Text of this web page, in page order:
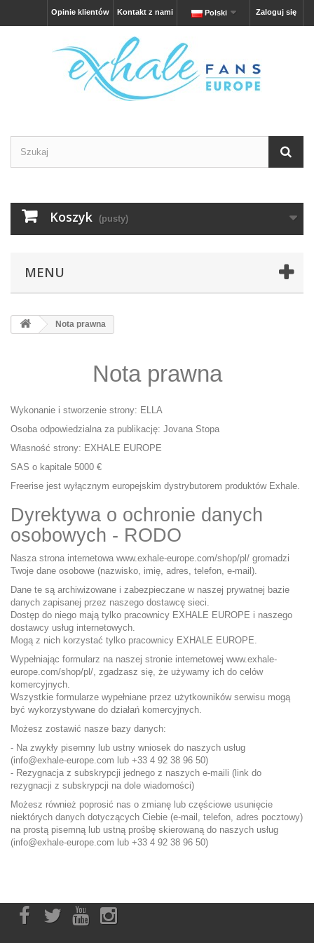
Zaloguj się
Polski
Kontakt z nami
Opinie klientów
Koszyk (pusty)
MENU
Nota prawna
Nota prawna
Wykonanie i stworzenie strony: ELLA
Osoba odpowiedzialna za publikację: Jovana Stopa
Własność strony: EXHALE EUROPE
SAS o kapitale 5000 €
Freerise jest wyłącznym europejskim dystrybutorem produktów Exhale.
Dyrektywa o ochronie danych
osobowych - RODO
Nasza strona internetowa www.exhale-europe.com/shop/pl/ gromadzi
Twoje dane osobowe (nazwisko, imię, adres, telefon, e-mail).
Dane te są archiwizowane i zabezpieczane w naszej prywatnej bazie
danych zapisanej przez naszego dostawcę sieci.
Dostęp do niego mają tylko pracownicy EXHALE EUROPE i naszego
dostawcy usług internetowych.
Mogą z nich korzystać tylko pracownicy EXHALE EUROPE.
Wypełniając formularz na naszej stronie internetowej www.exhale-
europe.com/shop/pl/, zgadzasz się, że używamy ich do celów
komercyjnych.
Wszystkie formularze wypełniane przez użytkowników serwisu mogą
być wykorzystywane do działań komercyjnych.
Możesz zostawić nasze bazy danych:
- Na zwykły pisemny lub ustny wniosek do naszych usług
(info@exhale-europe.com lub +33 4 92 38 96 50)
- Rezygnacja z subskrypcji jednego z naszych e-maili (link do
rezygnacji z subskrypcji na dole wiadomości)
Możesz również poprosić nas o zmianę lub częściowe usunięcie
niektórych danych dotyczących Ciebie (e-mail, telefon, adres pocztowy)
na prostą pisemną lub ustną prośbę skierowaną do naszych usług
(info@exhale-europe.com lub +33 4 92 38 96 50)